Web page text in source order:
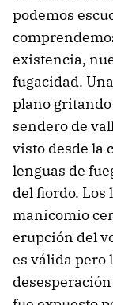
podemos
existencia,
fugacidad.
plano
sendero de
visto desde la
lenguas de
del fiordo. Los
manicomio
erupción del
es válida pero